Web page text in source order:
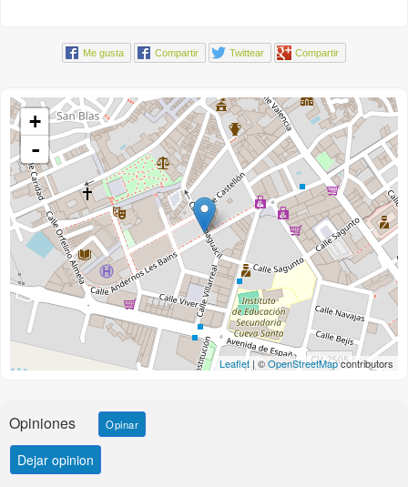
Me gusta Compartir Twittear Compartir
+
-
Leaflet | ©OpenStreetMapcontributors
Opiniones Opinar
Dejar opinion